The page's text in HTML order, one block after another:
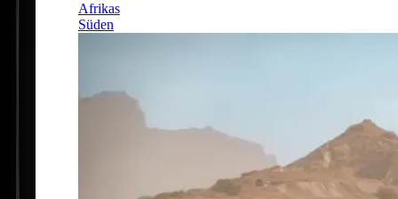
Afrikas
Süden